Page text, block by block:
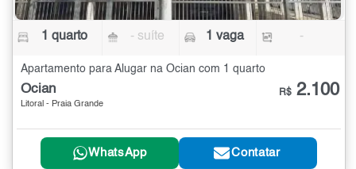
1 quarto - suíte 1 vaga -
Apartamento para Alugar na Ocian com 1 quarto
Ocian
Litoral - Praia Grande
R$ 2.100
WhatsApp Contatar